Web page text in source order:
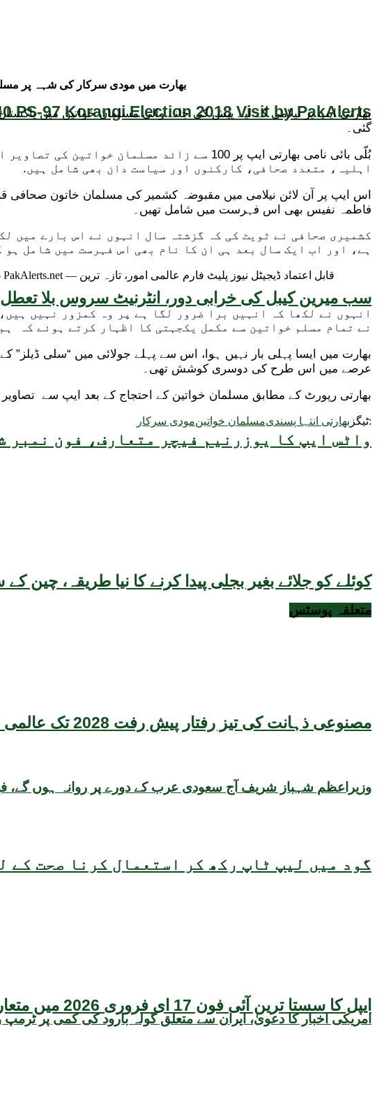
PS-97 Korangi Election 2018 Visit by PakAlerts
سب میرین کیبل کی خرابی دور، انٹرنیٹ سروس بلا
واٹس ایپ کا یوزرنیم فیچر متعارف، فون نمبر
کوئلے کو جلائے بغیر بجلی پیدا کرنے کا نیا طریقہ،
مصنوعی ذہانت کی تیز رفتار پیش رفت 2028 تک عالمی معیشت کیلئے سنگین خطرہ بن سکتی ہے، نئی تحقیق کا انتباہ
گود میں لیپ ٹاپ رکھ کر استعمال کرنا صحت کے
ایپل کا سستا ترین آئی فون 17 ای فروری 2026 میں متعارف ہونے کا امکان، قیمت بھی سامنے آگئی
بھارت میں مودی سرکار کی شہہ پر
بھارتی ایپ پر نیلامی کے لیے پیش کی جانے والی مسلمان خواتین میں
گئی۔
بُلّی بائی نامی بھارتی ایپ پر 100 سے زائد
اہلیہ، متعدد صحافی، کارکنوں اور سیاست دان بھی شامل ہیں.
فاطمہ نفیس بھی اس فہرست میں شامل تھیں۔
کشمیری صحافی نے ٹویٹ کی کہ گزشتہ سال انہوں نے اس بارے میں
ہے، اور اب ایک سال بعد ہی ان کا نام بھی اس فہرست میں شامل ہو
انہوں نے لکھا کہ انہیں برا ضرور لگا ہے پر وہ کمزور نہیں
نے تمام مسلم خواتین سے مکمل یکجہتی کا اظہار کرتے ہوئے کہ
عرصے میں اس طرح کی دوسری کوشش تھی۔
بھارتی رپورٹ کے مطابق مسلمان خواتین کے احتجاج کے بعد ایپ سے
ٹیگز: بھارتی انتہا پسندیمسلمان خواتینمودی سرکار
متعلقہ پوسٹس
وزیراعظم شہباز شریف آج سعودی عرب کے دورے پر روانہ ہوں گے،
امریکی اخبار کا دعویٰ، ایران سے متعلق گولہ بارود کی کمی پر